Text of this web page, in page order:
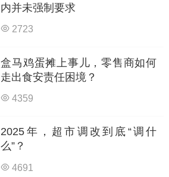
内并未强制要求
2723
盒马鸡蛋摊上事儿，零售商如何
走出食安责任困境？
4359
2025年，超市调改到底“调什
么”？
4691